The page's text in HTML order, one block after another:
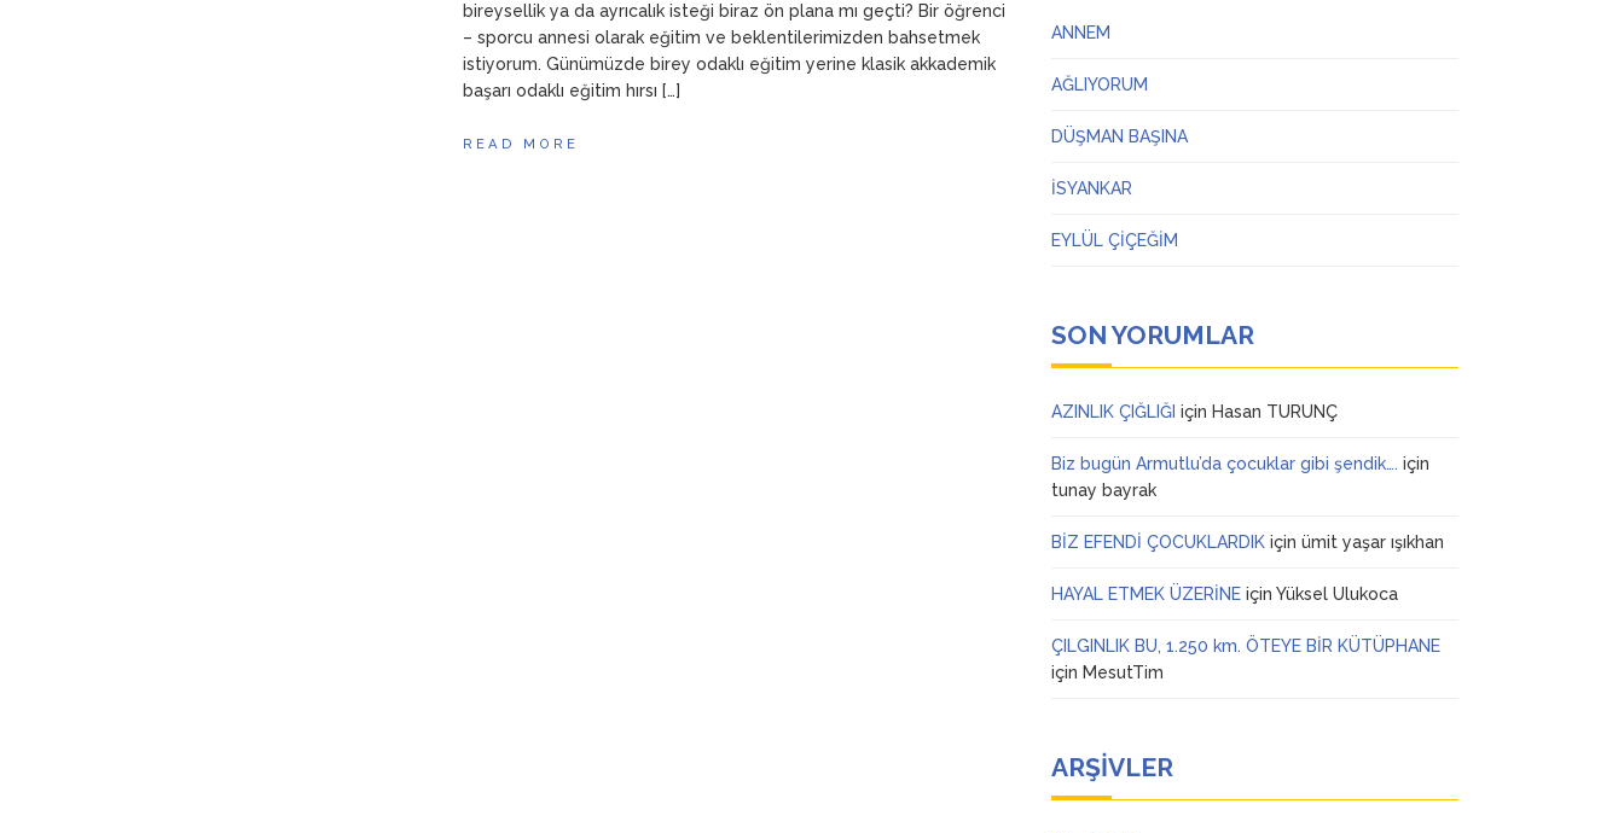
bireysellik ya da ayrıcalık isteği biraz ön plana mı geçti? Bir öğrenci
– sporcu annesi olarak eğitim ve beklentilerimizden bahsetmek
istiyorum. Günümüzde birey odaklı eğitim yerine klasik akkademik
başarı odaklı eğitim hırsı […]
READ MORE
ANNEM
AĞLIYORUM
DÜŞMAN BAŞINA
İSYANKAR
EYLÜL ÇİÇEĞİM
SON YORUMLAR
AZINLIK ÇIĞLIĞI için Hasan TURUNÇ
Biz bugün Armutlu’da çocuklar gibi şendik…. için
tunay bayrak
BİZ EFENDİ ÇOCUKLARDIK içinümit yaşar ışıkhan
HAYAL ETMEK ÜZERİNE içinYüksel Ulukoca
ÇILGINLIK BU, 1.250 km. ÖTEYE BİR KÜTÜPHANE
için MesutTim
ARŞIVLER